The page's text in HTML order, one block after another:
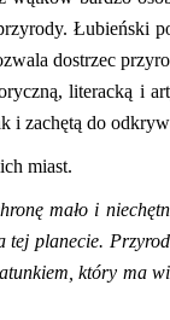
Łubieński
dostrzec
literacką i
i zachętą do
miast.
mało i
planecie.
który ma